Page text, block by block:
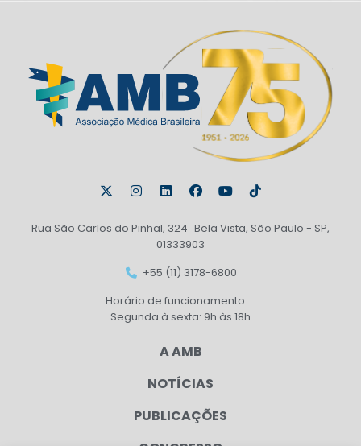
Rua São Carlos do Pinhal, 324 Bela Vista, São Paulo - SP,
01333903
+55 (11) 3178-6800
Horário de funcionamento:
Segunda à sexta: 9h às 18h
A AMB
NOTÍCIAS
PUBLICAÇÕES